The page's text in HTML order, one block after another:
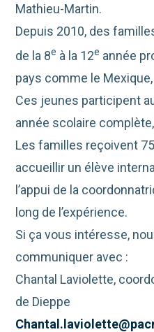
Mathieu-Martin.
Depuis 2010, des
de la 8e à la 12e année
pays comme le Mexique,
Ces jeunes participent
année scolaire
Les familles reçoivent
accueillir un élève
l’appui de la
long de l’expérience.
Si ça vous intéresse,
communiquer avec :
Chantal Laviolette,
de Dieppe